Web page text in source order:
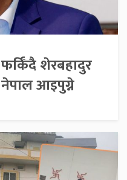
शेरबहादुर
आइपुग्ने